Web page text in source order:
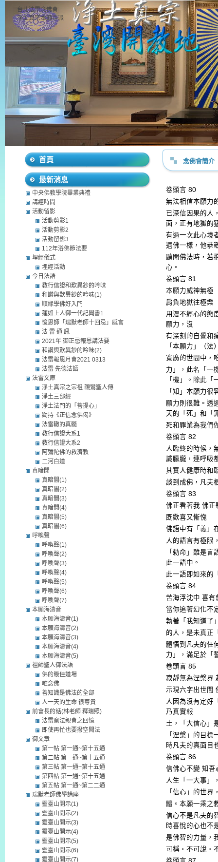
台北法雷念佛會
淨土真宗本願寺派
念佛會簡介
卷頭言 80
無法相信本願力
已深信因果的人
面，正有地獄的
有過一次此心境
遇佛一樣，他恭
聽聞佛法時，若
心。
卷頭言 81
本願力威神無極
肩負地獄往極樂
用漫不經心的態
願力，沒
有深刻的自覺和
「本願力」（
寬廣的世間中，
力」，此名「一
「機」。除此
「知」本願力很
願力則很難。透
天的「死」和「
死和罪業為我們
卷頭言 82
人臨終的時候，
識朦朧，連呼吸
其實人健康時和
談到成佛，凡夫
卷頭言 83
佛正看著我 佛正
既歡喜又慚愧
佛語中有「義」
人的語言有極限
「勅命」雖是
此一語中。
此一語即如來的
卷頭言 84
苦海浮沈中 喜有
當你追著幻化不
執著「我知道了
的人，是未真正
體悟到凡夫的任
力」，滿足於「
卷頭言 85
寂靜無為涅槃界
示現六字出世間
人因為沒有定好
乃真實報
土，「大信心」
「涅槃」的目
時凡夫的真面目
卷頭言 86
信佛心不變 知吾
人生「一大事」
「信心」的世
體。本願一乘之
信心不是凡夫的
時喜悅的心也不
是佛智的力量，
可稱‧不可說‧
首頁
最新消息
中央佛教學院畢業典禮
講經時間
活動留影
活動剪影1
活動剪影2
活動留影3
112年浴佛節法要
埋經儀式
埋經活動
今日法語
教行信證和歎異鈔的吟味
和讚與歎異鈔的吟味(1)
順緣學佛好入門
蓮如上人御一代記聞書1
憶恩師「瑞默老師十回忌」感言
法 雷 通 訊
2021年 御正忌報恩講法要
和讚與歎異鈔的吟味(2)
法雷報恩月會2021 0313
法雷 先德法語
法雷文庫
淨土真宗之宗祖 親鸞聖人傳
淨土三部經
淨土法門的「菩提心」
勸持《正信念佛偈》
法雷轍的真髓
教行信證大系1
教行信證大系2
阿彌陀佛的救濟教
二河白道
真暗闇
真暗闇(1)
真暗闇(2)
真暗闇(3)
真暗闇(4)
真暗闇(5)
真暗闇(6)
呼喚聲
呼喚聲(1)
呼喚聲(2)
呼喚聲(3)
呼喚聲(4)
呼喚聲(5)
呼喚聲(6)
呼喚聲(7)
本願海濤音
本願海濤音(1)
本願海濤音(2)
本願海濤音(3)
本願海濤音(4)
本願海濤音(5)
祖師聖人御法語
佛的最佳道場
唯念佛
善知識是佛法的全部
人一天的生命 很尊貴
前會長的話(林老師 釋瑞照)
法雷窟法親會之回憶
即使再忙也要撥空聞法
御文章
第一帖 第一通~第十五通
第二帖 第一通~第十五通
第三帖 第一通~第十五通
第四帖 第一通~第十五通
第五帖 第一通~第二二通
瑞默老師佛學講座
靈臺山開示(1)
靈臺山開示(2)
靈臺山開示(3)
靈臺山開示(4)
靈臺山開示(5)
靈臺山開示(6)
靈臺山開示(7)